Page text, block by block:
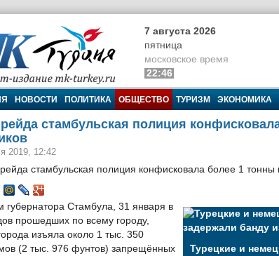
7 августа 2026
пятница
московское время
22:46
НОВОСТИ ПОЛИТИКА ОБЩЕСТВО ТУРИЗМ ЭКОНОМИКА
стамбульская полиция
2019, 12:42
Турецкие и
губернатора Стамбула, 31 января в
прошедших по всему городу,
изъяла около 1 тыс. 350
(2 тыс. 976 фунтов) запрещённых